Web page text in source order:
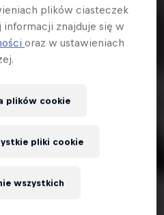
plików ciasteczek
znajduje się w
oraz w ustawieniach
plików cookie
wszystkich
pliki cookie